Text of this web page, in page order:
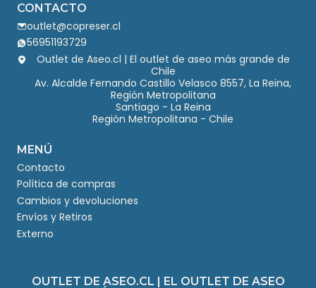
CONTACTO
outlet@copreser.cl
56951193729
Outlet de Aseo.cl | El outlet de aseo más grande de
Chile
Av. Alcalde Fernando Castillo Velasco 8557, La Reina,
Región Metropolitana
Santiago - La Reina
Región Metropolitana - Chile
MENÚ
Contacto
Política de compras
Cambios y devoluciones
Envíos y Retiros
Externo
OUTLET DE ASEO.CL | EL OUTLET DE ASEO